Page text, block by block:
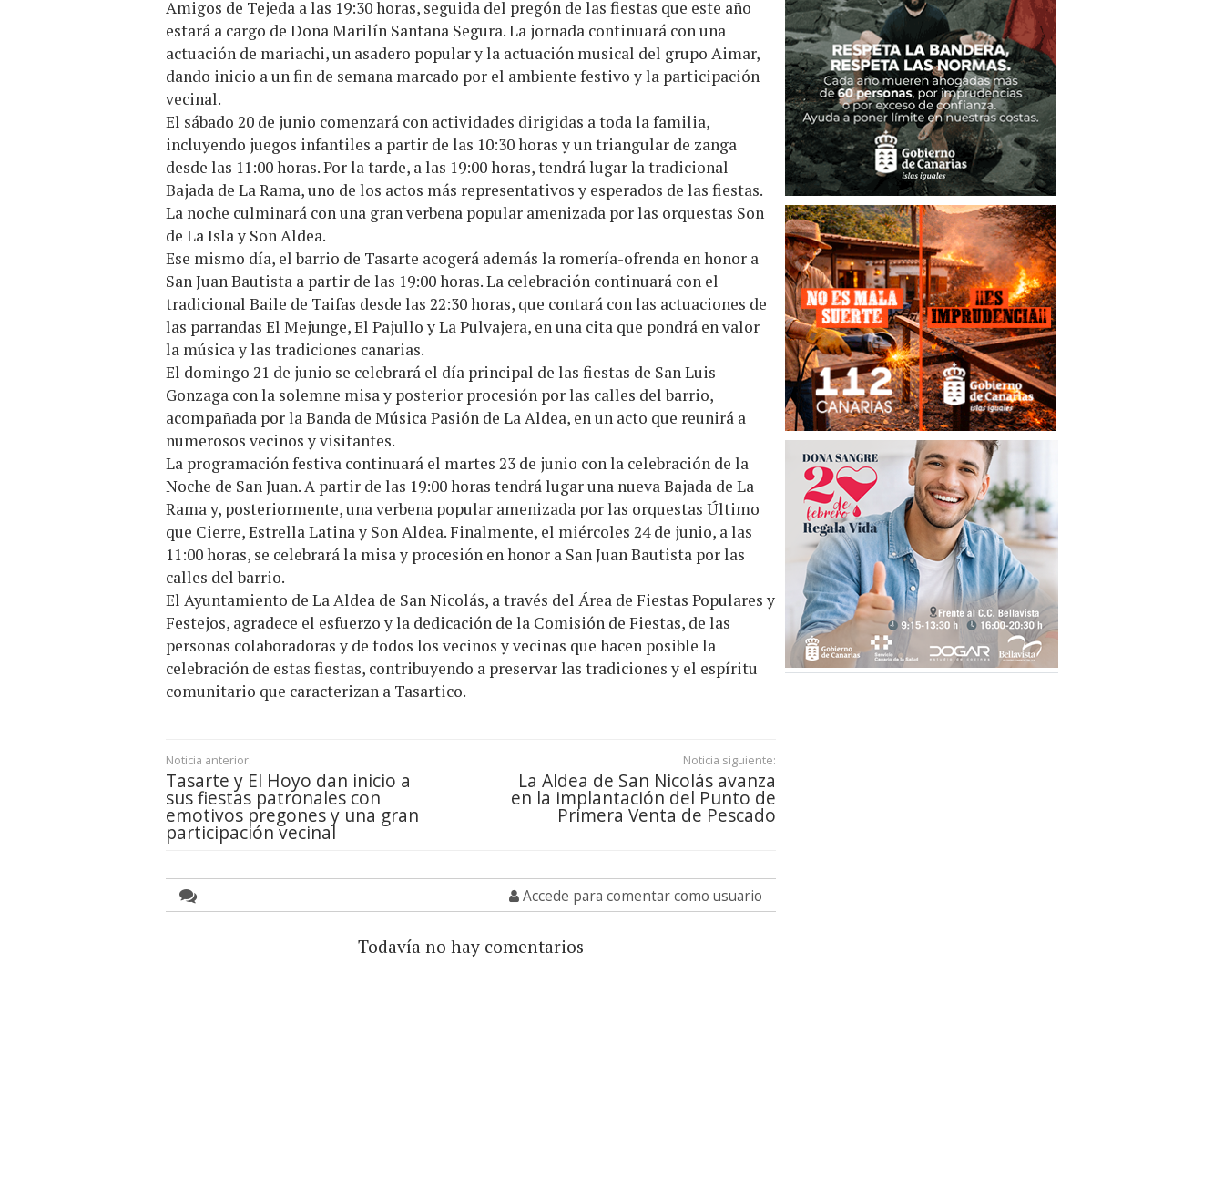
Amigos de Tejeda a las 19:30 horas, seguida del pregón de las fiestas que este año
estará a cargo de Doña Marilín Santana Segura. La jornada continuará con una
actuación de mariachi, un asadero popular y la actuación musical del grupo Aimar,
dando inicio a un fin de semana marcado por el ambiente festivo y la participación
vecinal.
El sábado 20 de junio comenzará con actividades dirigidas a toda la familia,
incluyendo juegos infantiles a partir de las 10:30 horas y un triangular de zanga
desde las 11:00 horas. Por la tarde, a las 19:00 horas, tendrá lugar la tradicional
Bajada de La Rama, uno de los actos más representativos y esperados de las fiestas.
La noche culminará con una gran verbena popular amenizada por las orquestas Son
de La Isla y Son Aldea.
Ese mismo día, el barrio de Tasarte acogerá además la romería-ofrenda en honor a
San Juan Bautista a partir de las 19:00 horas. La celebración continuará con el
tradicional Baile de Taifas desde las 22:30 horas, que contará con las actuaciones de
las parrandas El Mejunge, El Pajullo y La Pulvajera, en una cita que pondrá en valor
la música y las tradiciones canarias.
El domingo 21 de junio se celebrará el día principal de las fiestas de San Luis
Gonzaga con la solemne misa y posterior procesión por las calles del barrio,
acompañada por la Banda de Música Pasión de La Aldea, en un acto que reunirá a
numerosos vecinos y visitantes.
La programación festiva continuará el martes 23 de junio con la celebración de la
Noche de San Juan. A partir de las 19:00 horas tendrá lugar una nueva Bajada de La
Rama y, posteriormente, una verbena popular amenizada por las orquestas Último
que Cierre, Estrella Latina y Son Aldea. Finalmente, el miércoles 24 de junio, a las
11:00 horas, se celebrará la misa y procesión en honor a San Juan Bautista por las
calles del barrio.
El Ayuntamiento de La Aldea de San Nicolás, a través del Área de Fiestas Populares y
Festejos, agradece el esfuerzo y la dedicación de la Comisión de Fiestas, de las
personas colaboradoras y de todos los vecinos y vecinas que hacen posible la
celebración de estas fiestas, contribuyendo a preservar las tradiciones y el espíritu
comunitario que caracterizan a Tasartico.
Noticia anterior:
Tasarte y El Hoyo dan inicio a
sus fiestas patronales con
emotivos pregones y una gran
participación vecinal
Noticia siguiente:
La Aldea de San Nicolás avanza
en la implantación del Punto de
Primera Venta de Pescado
Accede para comentar como usuario
Todavía no hay comentarios